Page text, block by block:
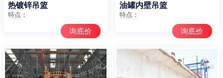
热镀锌吊篮
特点：
询底价
油罐内壁吊篮
特点：
询底价